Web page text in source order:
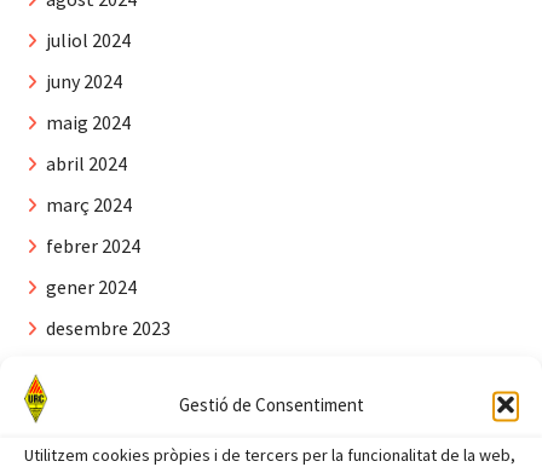
Gestió de Consentiment
Utilitzem cookies pròpies i de tercers per la funcionalitat de la web,
juliol 2024
juny 2024
maig 2024
abril 2024
març 2024
febrer 2024
gener 2024
desembre 2023
octubre 2023
setembre 2023